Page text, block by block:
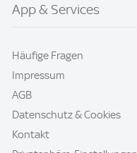
App & Services
Häufige Fragen
Impressum
AGB
Datenschutz & Cookies
Kontakt